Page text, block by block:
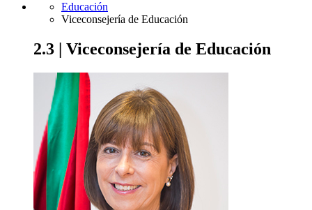
Educación
Viceconsejería de Educación
2.3 | Viceconsejería de Educación